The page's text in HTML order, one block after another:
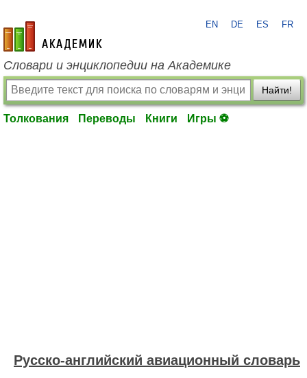
academic.ru
EN DE ES FR
Словари и энциклопедии на Академике
Найти!
Толкования Переводы Книги Игры ⚽
Русско-английский авиационный словарь